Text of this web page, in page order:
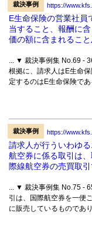
裁決事例 https://
E生命保険の営業社員
当すること、報酬に
価の額に含まれるこ
... ▼ 裁決事例集 No.69 -
根拠に、請求人はE生命
定するのはE生命保険で
裁決事例 https://
請求人が行ういわゆ
航空券に係る取引は
際線航空券の売買取
... ▼ 裁決事例集 No.75 -
引は、国際航空券を一便
に販売しているものであ